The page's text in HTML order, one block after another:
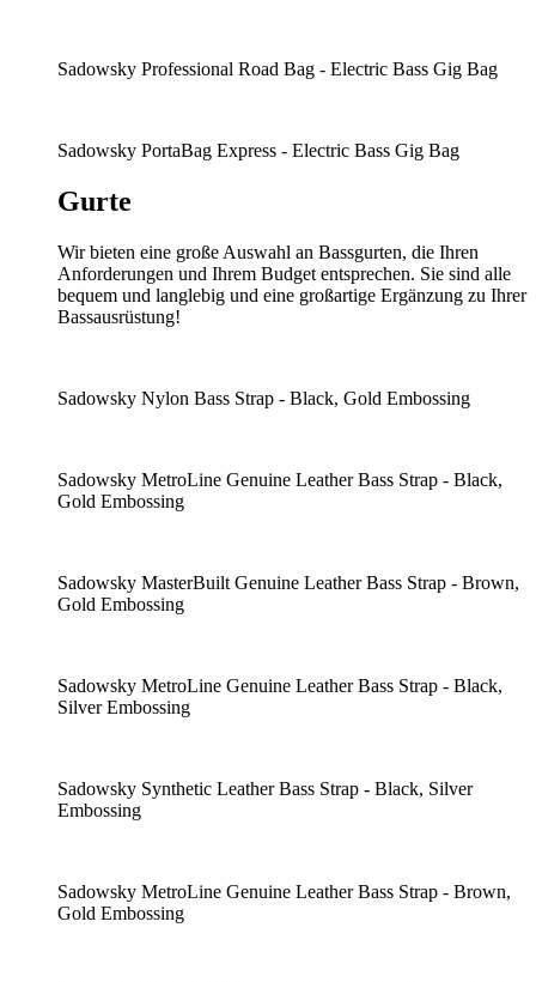
Sadowsky Professional Road Bag - Electric Bass Gig Bag
Sadowsky PortaBag Express - Electric Bass Gig Bag
Gurte
Wir bieten eine große Auswahl an Bassgurten, die Ihren
Anforderungen und Ihrem Budget entsprechen. Sie sind alle
bequem und langlebig und eine großartige Ergänzung zu Ihrer
Bassausrüstung!
Sadowsky Nylon Bass Strap - Black, Gold Embossing
Sadowsky MetroLine Genuine Leather Bass Strap - Black,
Gold Embossing
Sadowsky MasterBuilt Genuine Leather Bass Strap - Brown,
Gold Embossing
Sadowsky MetroLine Genuine Leather Bass Strap - Black,
Silver Embossing
Sadowsky Synthetic Leather Bass Strap - Black, Silver
Embossing
Sadowsky MetroLine Genuine Leather Bass Strap - Brown,
Gold Embossing